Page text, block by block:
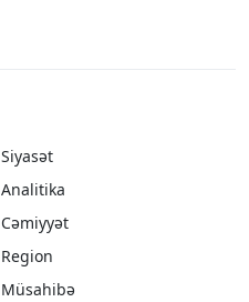
Siyasət
Analitika
Cəmiyyət
Region
Müsahibə